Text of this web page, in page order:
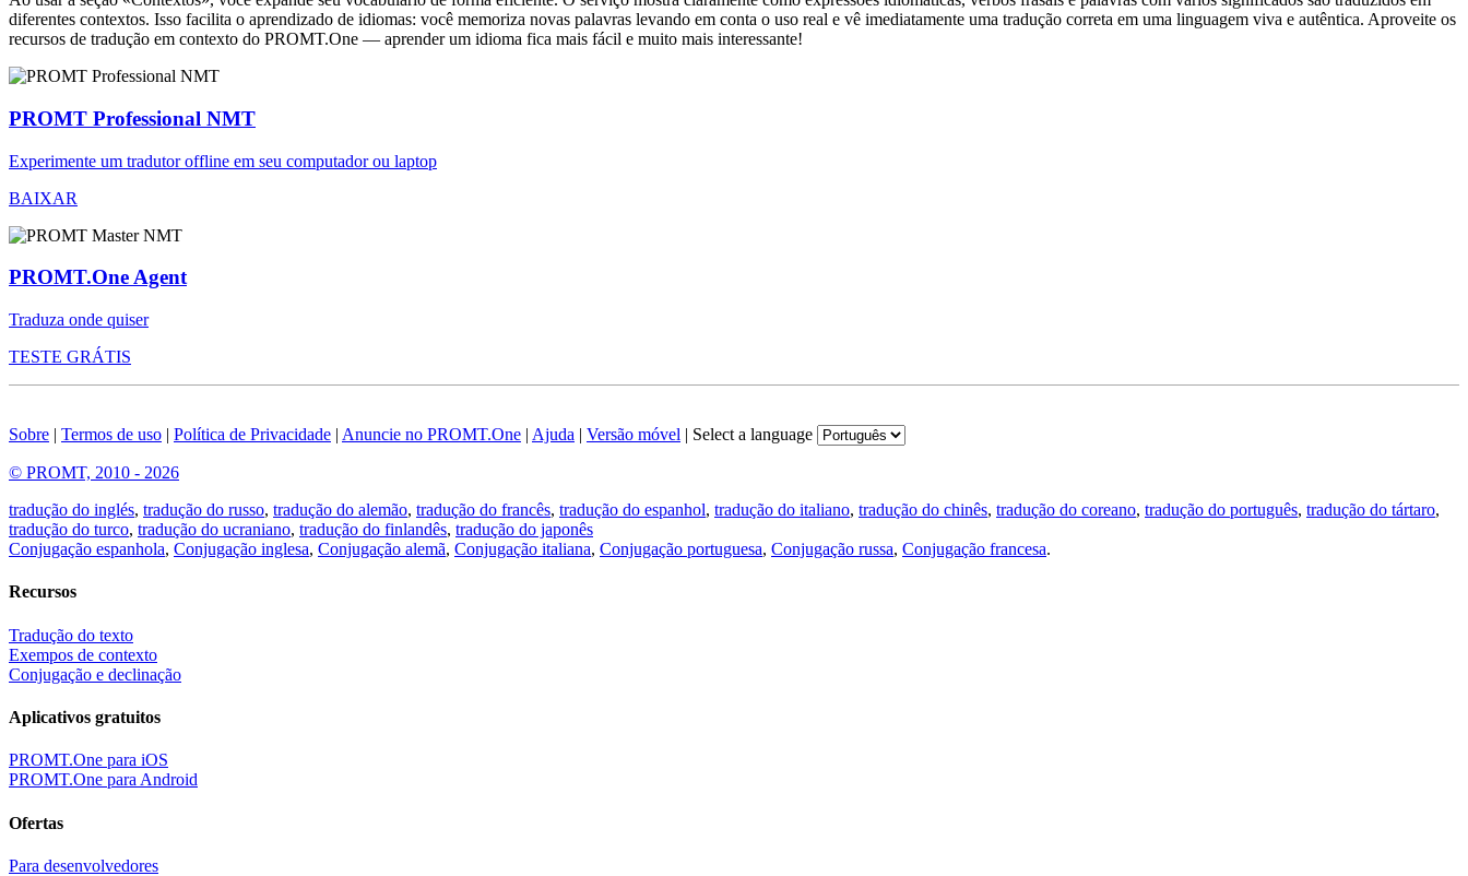
diferentes contextos. Isso facilita o aprendizado de idiomas: você memoriza novas palavras levando em conta o uso real e vê imediatamente uma tradução correta em uma linguagem viva e autêntica. Aproveite os
recursos de tradução em contexto do PROMT.One — aprender um idioma fica mais fácil e muito mais interessante!
PROMT Professional NMT
Experimente um tradutor offline em seu computador ou laptop
BAIXAR
PROMT.One Agent
Traduza onde quiser
TESTE GRÁTIS
Sobre | Termos de uso | Política de Privacidade | Anuncie no PROMT.One | Ajuda | Versão móvel | Select a language
© PROMT, 2010 - 2026
tradução do inglés, tradução do russo, tradução do alemão, tradução do francês, tradução do espanhol, tradução do italiano, tradução do chinês, tradução do coreano, tradução do português, tradução do tártaro,
tradução do turco, tradução do ucraniano, tradução do finlandês, tradução do japonês
Conjugação espanhola, Conjugação inglesa, Conjugação alemã, Conjugação italiana, Conjugação portuguesa, Conjugação russa, Conjugação francesa.
Recursos
Tradução do texto
Exempos de contexto
Conjugação e declinação
Aplicativos gratuitos
PROMT.One para iOS
PROMT.One para Android
Ofertas
Para desenvolvedores